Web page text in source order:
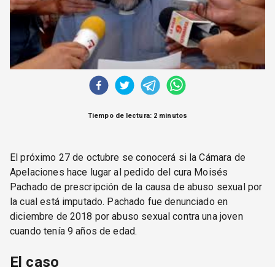
Política Obrera Revista
CONTACTO
Tiempo de lectura: 2 minutos
El próximo 27 de octubre se conocerá si la Cámara de
Apelaciones hace lugar al pedido del cura Moisés
Pachado de prescripción de la causa de abuso sexual por
la cual está imputado. Pachado fue denunciado en
diciembre de 2018 por abuso sexual contra una joven
cuando tenía 9 años de edad.
El caso